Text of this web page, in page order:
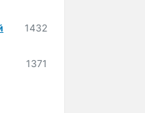
1432
1371